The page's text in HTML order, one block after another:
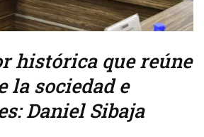
histórica que reúne
la sociedad e
Daniel Sibaja